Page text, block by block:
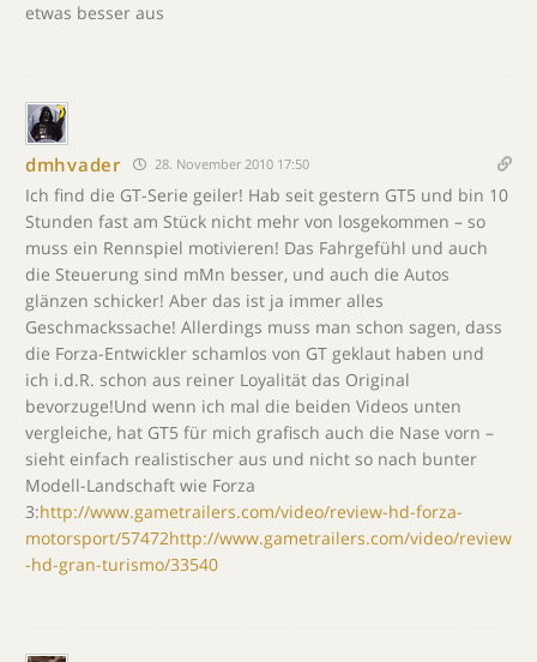
etwas besser aus
dmhvader 28. November 2010 17:50
Ich find die GT-Serie geiler! Hab seit gestern GT5 und bin 10
Stunden fast am Stück nicht mehr von losgekommen – so
muss ein Rennspiel motivieren! Das Fahrgefühl und auch
die Steuerung sind mMn besser, und auch die Autos
glänzen schicker! Aber das ist ja immer alles
Geschmackssache! Allerdings muss man schon sagen, dass
die Forza-Entwickler schamlos von GT geklaut haben und
ich i.d.R. schon aus reiner Loyalität das Original
bevorzuge!Und wenn ich mal die beiden Videos unten
vergleiche, hat GT5 für mich grafisch auch die Nase vorn –
sieht einfach realistischer aus und nicht so nach bunter
Modell-Landschaft wie Forza
3:http://www.gametrailers.com/video/review-hd-forza-
motorsport/57472http://www.gametrailers.com/video/review
-hd-gran-turismo/33540